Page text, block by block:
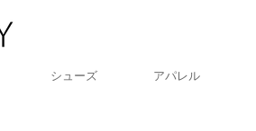
シューズ アパレル